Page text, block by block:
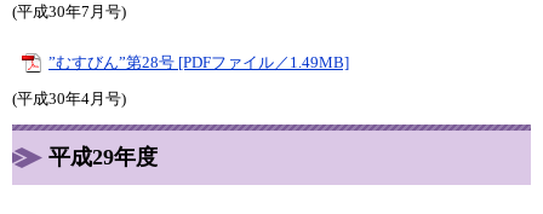
(平成30年7月号)
”むすびん”第28号 [PDFファイル／1.49MB]
(平成30年4月号)
平成29年度